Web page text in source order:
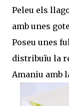
Peleu els
amb unes
Poseu unes
distribuïu la
Amaniu amb